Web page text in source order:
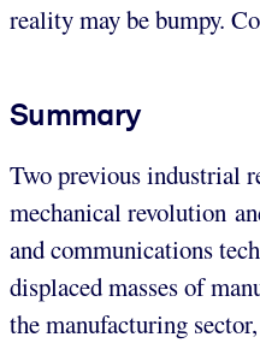
reality may be bumpy.
Summary
Two previous industrial
mechanical revolution
and communications
displaced masses of
the manufacturing